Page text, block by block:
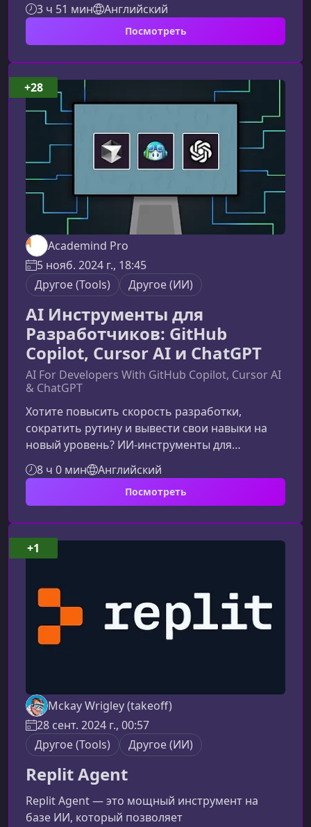
оптимизированных продуктов. Этот материал
поможет поисковым системам и
а вам — усилить видимость страницы и
повысить конверсию.Что представляет собой
курсКурс создан для специалистов, которые
уже имеют работающий прототип
AI‑приложения и хотят перейти к этапу
3 ч 51 мин Английский
Посмотреть
Academind Pro
5 нояб. 2024 г., 18:45
Другое (Tools)
Другое (ИИ)
AI Инструменты для
Разработчиков: GitHub
Copilot, Cursor AI и ChatGPT
AI For Developers With GitHub Copilot, Cursor AI
& ChatGPT
Хотите повысить скорость разработки,
сократить рутину и вывести свои навыки на
новый уровень? ИИ‑инструменты для
разработчиков помогают именно в этом. В
этом курсе вы узнаете, как эффективно
использовать GitHub Copilot, Cursor AI и
улучшать качество и сосредоточиться на
творческих задачах.Зачем разработчику
изучать ИИ‑инструментыСегодня ИИ стал
процессе. Он не заменяет раз
8 ч 0 мин Английский
Посмотреть
+28
Mckay Wrigley (takeoff)
28 сент. 2024 г., 00:57
Другое (Tools)
Другое (ИИ)
Replit Agent
Replit Agent — это мощный инструмент на
базе ИИ, который позволяет
+1